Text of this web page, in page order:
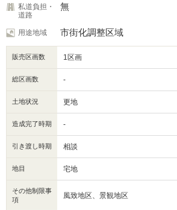
私道負担・
道路
無
用途地域 市街化調整区域
販売区画数 1区画
総区画数 -
土地状況 更地
造成完了時期 -
引き渡し時期 相談
地目 宅地
その他制限事
項
風致地区、景観地区